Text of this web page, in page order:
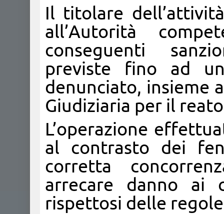
Il titolare
all’Autorità
conseguenti
previste fino ad
denunciato, insieme
Giudiziaria per il
L’operazione
al contrasto dei
corretta
arrecare danno ai
rispettosi delle